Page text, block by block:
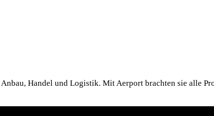
Handel und Logistik. Mit Aerport brachten sie alle